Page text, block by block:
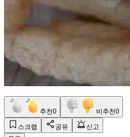
추천0 비추천0
스크랩 공유
신고